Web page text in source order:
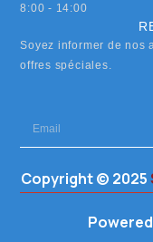
8:00 - 14:00
Soyez informer de nos
offres spéciales.
Copyright © 2025